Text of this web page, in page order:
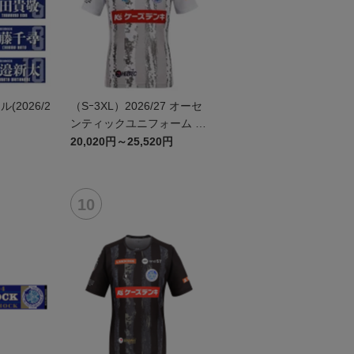
(2026/2
（Sｰ3XL）2026/27 オーセ
ンティックユニフォーム F
P 2nd
20,020円～25,520円